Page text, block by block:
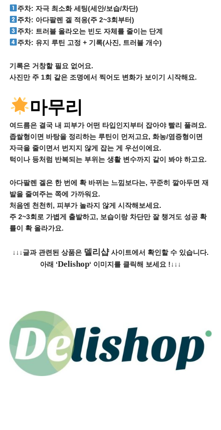
주차: 자극 최소화 세팅(세안/보습/차단)
주차: 아다팔렌 겔 적응(주 2~3회부터)
주차: 트러블 올라오는 빈도 자체를 줄이는 단계
주차: 유지 루틴 고정 + 기록(사진, 트러블 개수)
기록은 거창할 필요 없어요.
사진만 주 1회 같은 조명에서 찍어도 변화가 보이기 시작해요.
마무리
여드름은 결국 내 피부가 어떤 타입인지부터 잡아야 빨리 풀려요.
좁쌀형이면 바탕을 정리하는 루틴이 먼저고요, 화농/염증형이면
자극을 줄이면서 번지지 않게 잡는 게 우선이에요.
턱이나 등처럼 반복되는 부위는 생활 변수까지 같이 봐야 하고요.
아다팔렌 겔은 한 번에 확 바뀌는 느낌보다는, 꾸준히 깔아두면 재
발을 줄여주는 쪽에 가까워요.
처음엔 천천히, 피부가 놀라지 않게 시작해보세요.
주 2~3회로 가볍게 출발하고, 보습이랑 차단만 잘 챙겨도 성공 확
률이 확 올라가요.
↓↓↓글과 관련된 상품은 델리샵사이트에서 확인할 수 있습니다.
아래 ‘Delishop‘ 이미지를 클릭해 보세요 !↓↓↓